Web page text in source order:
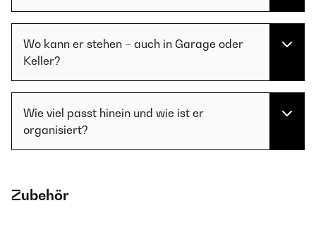
Wo kann er stehen – auch in Garage oder
Keller?
Wie viel passt hinein und wie ist er
organisiert?
Zubehör